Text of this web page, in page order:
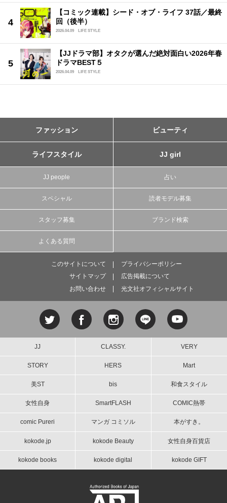
【コミック連載】シード・オブ・ライフ 37話／最終
回（後半）
2026.04.09 LIFE STYLE
【JJドラマ部】オタクが選んだ絶対面白い2026年春
ドラマBEST５
2026.04.09 LIFE STYLE
ファッション ビューティ
ライフスタイル JJ girl
JJ people 占い
スペシャル 読者モデル募集
スタッフ募集 ブランド検索
よくある質問
このサイトについて
プライバシーポリシー
サイトマップ
広告掲載について
お問い合わせ
光文社オフィシャルサイト
JJ CLASSY. VERY
STORY HERS Mart
美ST bis 和食スタイル
女性自身 SmartFLASH COMIC熱帯
comic Pureri マンガ コミソル 本がすき。
kokode.jp kokode Beauty 女性自身百貨店
kokode books kokode digital kokode GIFT